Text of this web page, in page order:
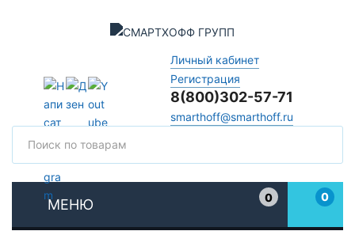
Личный кабинет
Регистрация
8(800)302-57-71
smarthoff@smarthoff.ru
МЕНЮ
0
0